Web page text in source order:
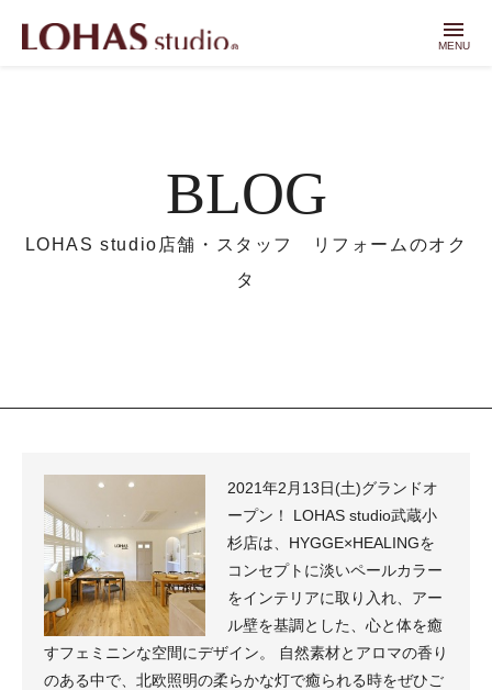
menu
MENU
BLOG
LOHAS studio店舗・スタッフ リフォームのオク
タ
2021年2月13日(土)グランドオ
ープン！ LOHAS studio武蔵小
杉店は、HYGGE×HEALINGを
コンセプトに淡いペールカラー
をインテリアに取り入れ、アー
ル壁を基調とした、心と体を癒
すフェミニンな空間にデザイン。 自然素材とアロマの香り
のある中で、北欧照明の柔らかな灯で癒られる時をぜひご